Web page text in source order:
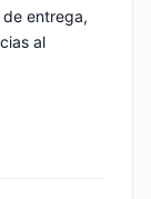
entrega,
al